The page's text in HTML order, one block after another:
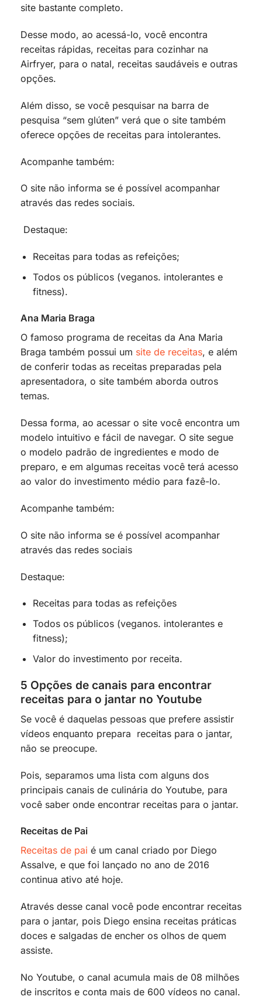
site bastante completo.
Desse modo, ao acessá-lo, você encontra
receitas rápidas, receitas para cozinhar na
Airfryer, para o natal, receitas saudáveis e outras
opções.
Além disso, se você pesquisar na barra de
pesquisa “sem glúten” verá que o site também
oferece opções de receitas para intolerantes.
Acompanhe também:
O site não informa se é possível acompanhar
através das redes sociais.
Destaque:
Receitas para todas as refeições;
Todos os públicos (veganos. intolerantes e
fitness).
Ana Maria Braga
O famoso programa de receitas da Ana Maria
Braga também possui um site de receitas, e além
de conferir todas as receitas preparadas pela
apresentadora, o site também aborda outros
temas.
Dessa forma, ao acessar o site você encontra um
modelo intuitivo e fácil de navegar. O site segue
o modelo padrão de ingredientes e modo de
preparo, e em algumas receitas você terá acesso
ao valor do investimento médio para fazê-lo.
Acompanhe também:
O site não informa se é possível acompanhar
através das redes sociais
Destaque:
Receitas para todas as refeições
Todos os públicos (veganos. intolerantes e
fitness);
Valor do investimento por receita.
5 Opções de canais para encontrar
receitas para o jantar no Youtube
Se você é daquelas pessoas que prefere assistir
vídeos enquanto prepara receitas para o jantar,
não se preocupe.
Pois, separamos uma lista com alguns dos
principais canais de culinária do Youtube, para
você saber onde encontrar receitas para o jantar.
Receitas de Pai
Receitas de pai é um canal criado por Diego
Assalve, e que foi lançado no ano de 2016
continua ativo até hoje.
Através desse canal você pode encontrar receitas
para o jantar, pois Diego ensina receitas práticas
doces e salgadas de encher os olhos de quem
assiste.
No Youtube, o canal acumula mais de 08 milhões
de inscritos e conta mais de 600 vídeos no canal.